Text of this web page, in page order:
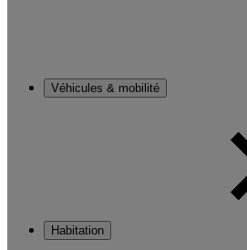
Véhicules & mobilité
Habitation